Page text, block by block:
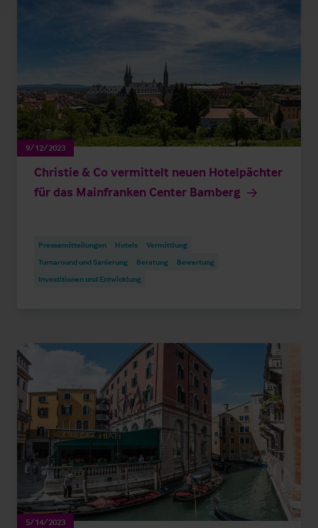
9/12/2023
Christie & Co vermittelt neuen Hotelpächter
für das Mainfranken Center Bamberg
Pressemitteilungen Hotels
Vermittlung
Turnaround und Sanierung
Beratung
Bewertung
Investitionen und Entwicklung
5/14/2023